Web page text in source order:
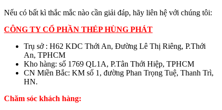
Nếu có bất kì thắc mắc nào cần giải đáp, hãy liên hệ với chúng tôi:
CÔNG TY CỔ PHẦN THÉP HÙNG PHÁT
Trụ sở : H62 KDC Thới An, Đường Lê Thị Riêng, P.Thới
An, TPHCM
Kho hàng: số 1769 QL1A, P.Tân Thới Hiệp, TPHCM
CN Miền Bắc: KM số 1, đường Phan Trọng Tuệ, Thanh Trì,
HN.
Chăm sóc khách hàng: